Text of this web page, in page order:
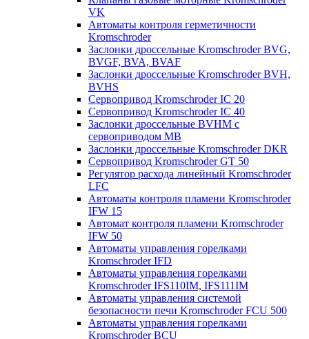
VK
Автоматы контроля герметичности
Kromschroder
Заслонки дроссельные Kromschroder BVG,
BVGF, BVA, BVAF
Заслонки дроссельные Kromschroder BVH,
BVHS
Сервопривод Kromschroder IC 20
Сервопривод Kromschroder IC 40
Заслонки дроссельные BVHM с
сервоприводом МВ
Заслонки дроссельные Kromschroder DKR
Cервопривод Kromschroder GT 50
Регулятор расхода линейный Kromschroder
LFC
Автоматы контроля пламени Kromschroder
IFW 15
Автомат контроля пламени Kromschroder
IFW 50
Автоматы управления горелками
Kromschroder IFD
Автоматы управления горелками
Kromschroder IFS110IM, IFS111IM
Автоматы управления системой
безопасности печи Kromschroder FCU 500
Автоматы управления горелками
Kromschroder BCU